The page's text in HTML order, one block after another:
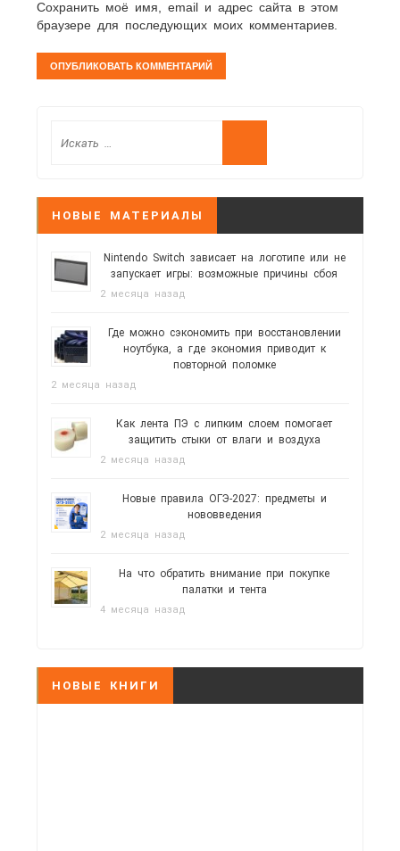
Сохранить моё имя, email и адрес сайта в этом
браузере для последующих моих комментариев.
НОВЫЕ МАТЕРИАЛЫ
Nintendo Switch зависает на логотипе или не
запускает игры: возможные причины сбоя
2 месяца назад
Где можно сэкономить при восстановлении
ноутбука, а где экономия приводит к
повторной поломке
2 месяца назад
Как лента ПЭ с липким слоем помогает
защитить стыки от влаги и воздуха
2 месяца назад
Новые правила ОГЭ-2027: предметы и
нововведения
2 месяца назад
На что обратить внимание при покупке
палатки и тента
4 месяца назад
НОВЫЕ КНИГИ